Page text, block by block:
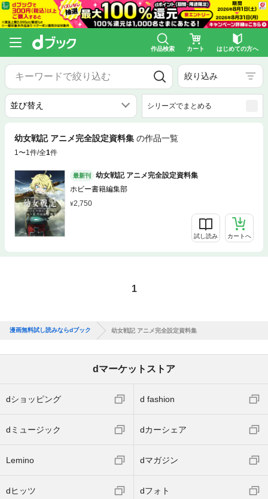
作品検索 カート はじめての方へ
絞り込み
シリーズでまとめる
幼女戦記 アニメ完全設定資料集 の作品一覧
1〜1件/全1件
最新刊
幼女戦記 アニメ完全設定資料集
ホビー書籍編集部
2,750
試し読み カートへ
1
漫画無料試し読みならdブック 幼女戦記 アニメ完全設定資料集
dマーケットストア
dショッピング d fashion
dミュージック dカーシェア
Lemino dマガジン
dヒッツ dフォト